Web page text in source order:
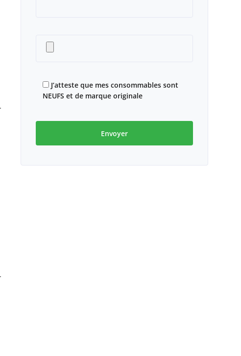
J’atteste que mes consommables sont
NEUFS et de marque originale